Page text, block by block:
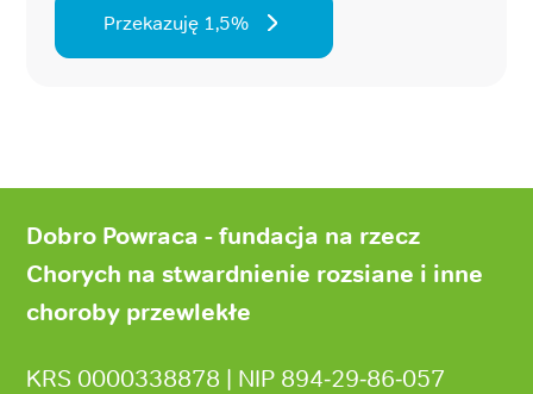
Przekazuję 1,5%
stronyDobro Powraca - fundacja na rzecz
Chorych na stwardnienie rozsiane i inne
choroby przewlekłe
KRS 0000338878 | NIP 894‑29‑86‑057